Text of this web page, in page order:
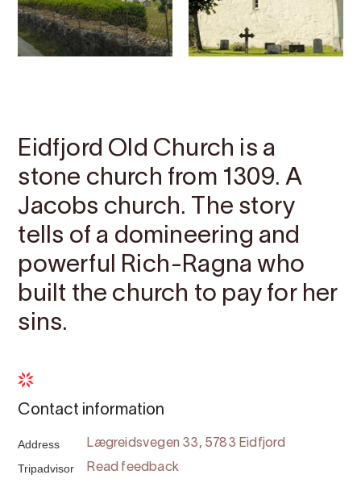
Eidfjord Old Church is a
stone church from 1309. A
Jacobs church. The story
tells of a domineering and
powerful Rich-Ragna who
built the church to pay for her
sins.
Contact information
Address Lægreidsvegen 33, 5783 Eidfjord
Tripadvisor Read feedback